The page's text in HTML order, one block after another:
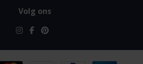
Volg ons